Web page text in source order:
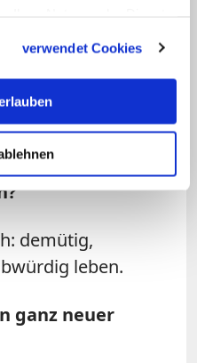
verwendet Cookies
Erzbistum Freiburg.
Wie
so einem
demütig,
leben.
ganz neuer